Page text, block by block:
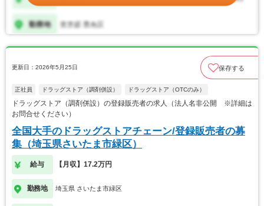
更新日：2026年5月25日 保存する
正社員 ドラッグストア（調剤併設） ドラッグストア（OTCのみ）
ドラッグストア（調剤併設）の登録販売者の求人（法人名非公開 ※詳細は
お問合せください）
全国大手のドラッグストアチェーン/登録販売者の募
集（埼玉県さいたま市緑区）
給与 【月収】17.2万円
勤務地 埼玉県 さいたま市緑区